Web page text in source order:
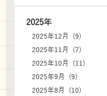
2025年
2025年12月 (9)
2025年11月 (7)
2025年10月 (11)
2025年9月 (9)
2025年8月 (10)